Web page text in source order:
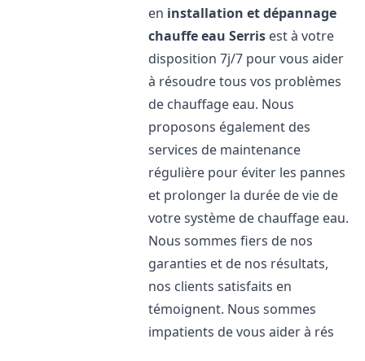
en installation et dépannage
chauffe eau Serris est à votre
disposition 7j/7 pour vous aider
à résoudre tous vos problèmes
de chauffage eau. Nous
proposons également des
services de maintenance
régulière pour éviter les pannes
et prolonger la durée de vie de
votre système de chauffage eau.
Nous sommes fiers de nos
garanties et de nos résultats,
nos clients satisfaits en
témoignent. Nous sommes
impatients de vous aider à rés